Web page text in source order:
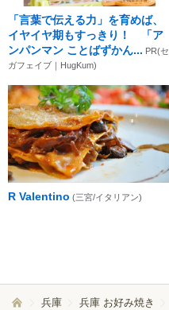
「言葉で伝える力」を育めば、
イヤイヤ期もすっきり！ 「ア
ンパンマン ことばずかん... PR(セ
ガフェイブ｜HugKum)
R Valentino (三宮/イタリアン)
兵庫 兵庫 お好み焼き